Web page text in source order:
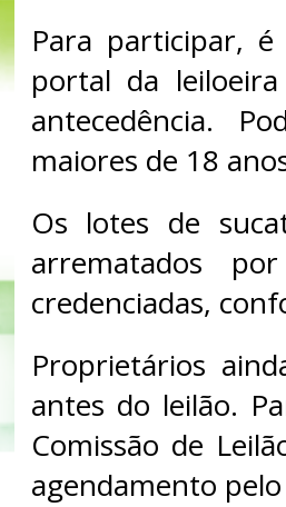
Para participar,
portal da
antecedência.
maiores de 18
Os lotes de
arrematados
credenciadas,
Proprietários
antes do leilão.
Comissão de
agendamento